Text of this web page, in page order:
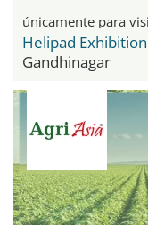
únicamente para
Helipad
Gandhinagar